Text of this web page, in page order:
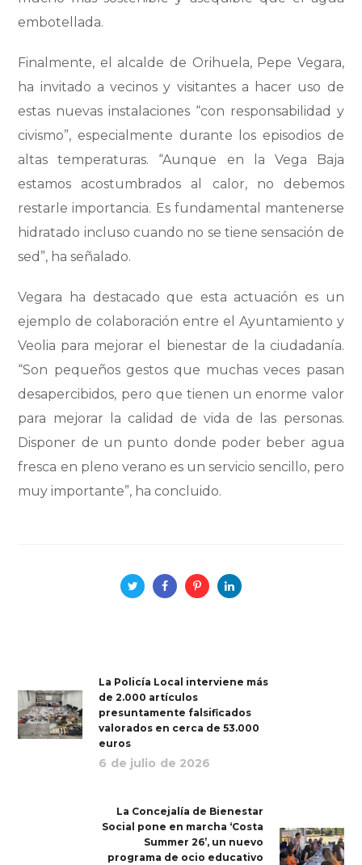
embotellada.
Finalmente, el alcalde de Orihuela, Pepe Vegara,
ha invitado a vecinos y visitantes a hacer uso de
estas nuevas instalaciones “con responsabilidad y
civismo”, especialmente durante los episodios de
altas temperaturas. “Aunque en la Vega Baja
estamos acostumbrados al calor, no debemos
restarle importancia. Es fundamental mantenerse
hidratado incluso cuando no se tiene sensación de
sed”, ha señalado.
Vegara ha destacado que esta actuación es un
ejemplo de colaboración entre el Ayuntamiento y
Veolia para mejorar el bienestar de la ciudadanía.
“Son pequeños gestos que muchas veces pasan
desapercibidos, pero que tienen un enorme valor
para mejorar la calidad de vida de las personas.
Disponer de un punto donde poder beber agua
fresca en pleno verano es un servicio sencillo, pero
muy importante”, ha concluido.
La Policía Local interviene más
de 2.000 artículos
presuntamente falsificados
valorados en cerca de 53.000
euros
6 de julio de 2026
La Concejalía de Bienestar
Social pone en marcha ‘Costa
Summer 26’, un nuevo
programa de ocio educativo